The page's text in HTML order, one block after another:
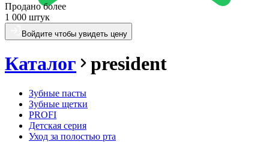
Продано более
1 000 штук
Войдите чтобы увидеть цену
Каталог president
Зубные пасты
Зубные щетки
PROFI
Детская серия
Уход за полостью рта